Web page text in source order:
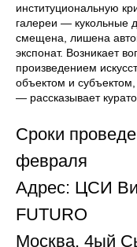
институциональную
галереи — кукольные
смещена, лишена
экспонат. Возникает
произведением
объектом и
— рассказывает
Сроки
февраля
Адрес: ЦСИ
FUTURO
Москва, 4ый